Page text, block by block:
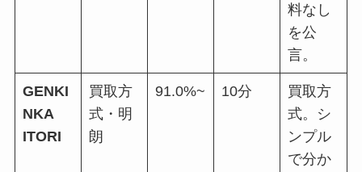
料なし
を公
言。
GENKI
NKA
ITORI
買取方
式・明
朗
91.0%~ 10分
買取方
式。シ
ンプル
で分か